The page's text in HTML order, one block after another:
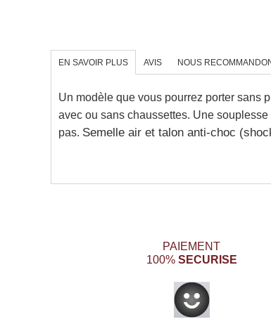
EN SAVOIR PLUS AVIS NOUS
Un modèle que vous pourrez porter sans
avec ou sans chaussettes. Une
pas. Semelle air et talon anti-choc
PAIEMENT
100% SECURISE